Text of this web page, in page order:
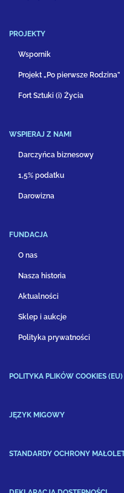
PROJEKTY
Wspornik
Projekt „Po pierwsze Rodzina”
Fort Sztuki (i) Życia
WSPIERAJ Z NAMI
Darczyńca biznesowy
1,5% podatku
Darowizna
FUNDACJA
O nas
Nasza historia
Aktualności
Sklep i aukcje
Polityka prywatności
POLITYKA PLIKÓW COOKIES (EU)
JĘZYK MIGOWY
STANDARDY OCHRONY